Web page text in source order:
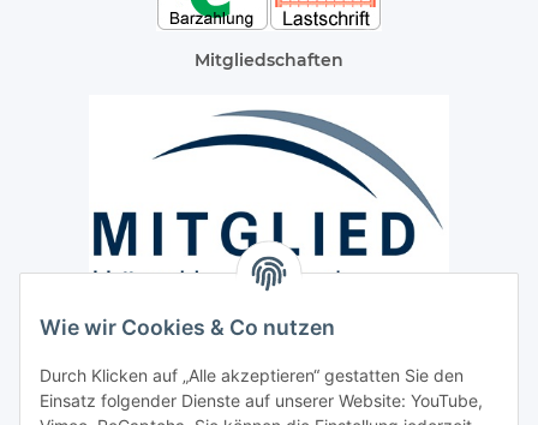
Wie wir Cookies & Co nutzen
Durch Klicken auf „Alle akzeptieren“ gestatten Sie den
Einsatz folgender Dienste auf unserer Website: YouTube,
Mitgliedschaften
Paketdienst und Spedition